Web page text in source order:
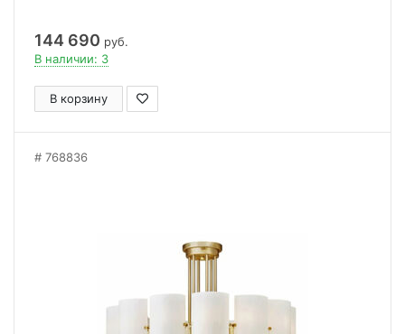
144 690 руб.
В наличии: 3
В корзину
768836